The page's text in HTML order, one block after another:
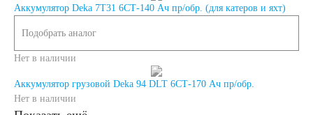
ИБП
аккумуляторы
Аккумулятор Deka 7Т31 6СТ-140 Ач пр/обр. (для катеров и яхт)
Подобрать аналог
Нет в наличии
Аккумулятор грузовой Deka 94 DLT 6СТ-170 Ач пр/обр.
Нет в наличии